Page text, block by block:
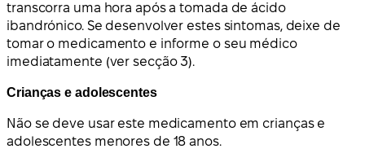
transcorra uma hora após a tomada de ácido
ibandrónico. Se desenvolver estes sintomas, deixe de
tomar o medicamento e informe o seu médico
imediatamente (ver secção 3).
Crianças e adolescentes
Não se deve usar este medicamento em crianças e
adolescentes menores de 18 anos.